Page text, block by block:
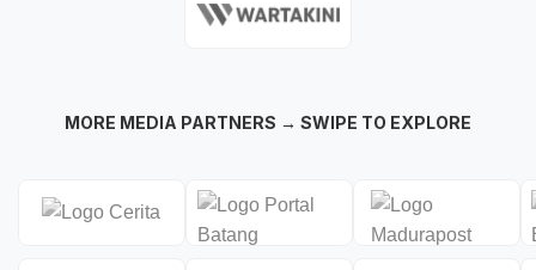
MORE MEDIA PARTNERS → SWIPE TO EXPLORE